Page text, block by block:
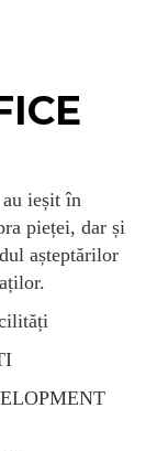
ieșit în
pieței, dar și
așteptărilor